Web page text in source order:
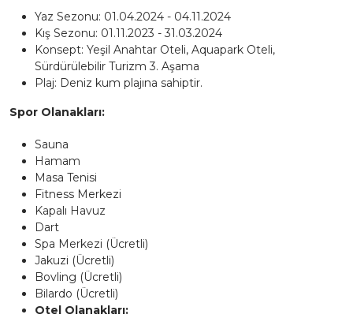
Yaz Sezonu: 01.04.2024 - 04.11.2024
Kış Sezonu: 01.11.2023 - 31.03.2024
Konsept: Yeşil Anahtar Oteli, Aquapark Oteli,
Sürdürülebilir Turizm 3. Aşama
Plaj: Deniz kum plajına sahiptir.
Spor Olanakları:
Sauna
Hamam
Masa Tenisi
Fitness Merkezi
Kapalı Havuz
Dart
Spa Merkezi (Ücretli)
Jakuzi (Ücretli)
Bovling (Ücretli)
Bilardo (Ücretli)
Otel Olanakları: